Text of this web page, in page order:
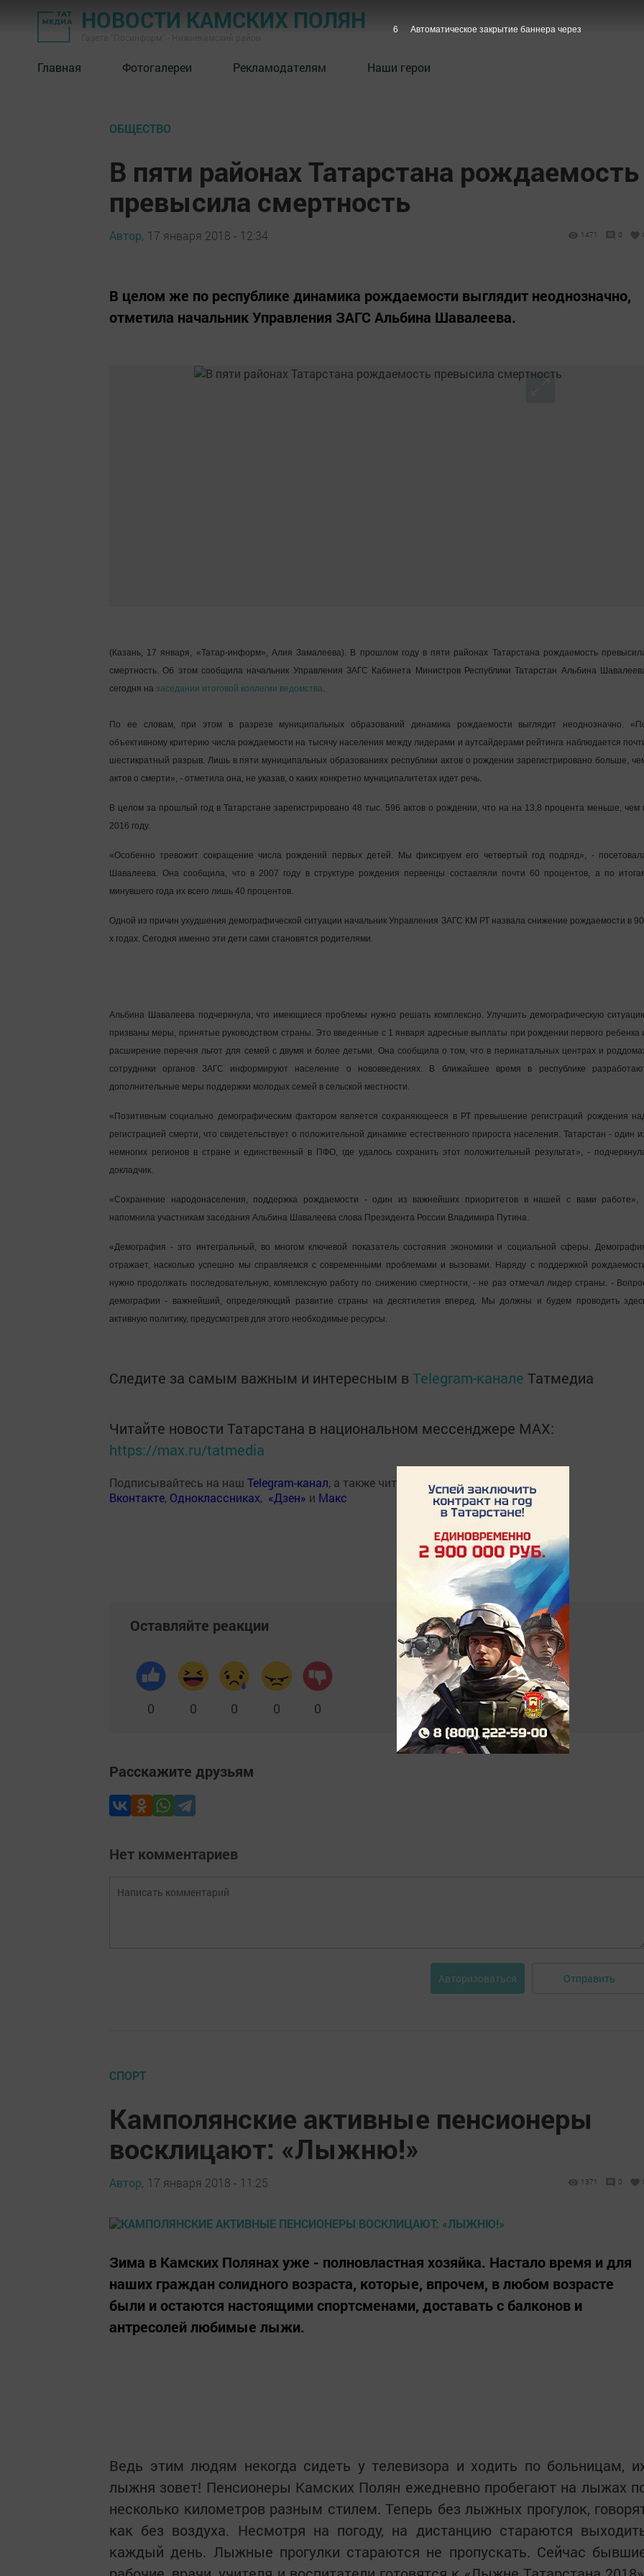
НОВОСТИ КАМСКИХ ПОЛЯН
Главная Фотогалереи Рекламодателям Наши герои
ОБЩЕСТВО
В пяти районах Татарстана рождаемость
превысила смертность
Автор, 17 января 2018 - 12:34 1471 0
В целом же по республике динамика рождаемости выглядит неоднозначно,
отметила начальник Управления ЗАГС Альбина Шавалеева.
(Казань, 17 января, «Татар-информ», Алия Замалеева). В прошлом году в пяти районах Татарстана рождаемость
смертность. Об этом сообщила начальник Управления ЗАГС Кабинета Министров Республики Татарстан Альбина
сегодня на заседании итоговой коллегии ведомства.
По ее словам, при этом в разрезе муниципальных образований динамика рождаемости выглядит неоднозначно.
объективному критерию числа рождаемости на тысячу населения между лидерами и аутсайдерами рейтинга наблюдается
шестикратный разрыв. Лишь в пяти муниципальных образованиях республики актов о рождении зарегистрировано больше,
актов о смерти», - отметила она, не указав, о каких конкретно муниципалитетах идет речь.
В целом за прошлый год в Татарстане зарегистрировано 48 тыс. 596 актов о рождении, что на на 13,8 процента меньше, чем
2016 году.
«Особенно тревожит сокращение числа рождений первых детей. Мы фиксируем его четвертый год подряд», -
Шавалеева. Она сообщила, что в 2007 году в структуре рождения первенцы составляли почти 60 процентов, а по
минувшего года их всего лишь 40 процентов.
Одной из причин ухудшения демографической ситуации начальник Управления ЗАГС КМ РТ назвала снижение рождаемости в
х годах. Сегодня именно эти дети сами становятся родителями.
Альбина Шавалеева подчеркнула, что имеющиеся проблемы нужно решать комплексно. Улучшить демографическую
призваны меры, принятые руководством страны. Это введенные с 1 января адресные выплаты при рождении первого ребенка
расширение перечня льгот для семей с двумя и более детьми. Она сообщила о том, что в перинатальных центрах и
сотрудники органов ЗАГС информируют население о нововведениях. В ближайшее время в республике
дополнительные меры поддержки молодых семей в сельской местности.
«Позитивным социально демографическим фактором является сохраняющееся в РТ превышение регистраций рождения
регистрацией смерти, что свидетельствует о положительной динамике естественного прироста населения. Татарстан - один
немногих регионов в стране и единственный в ПФО, где удалось сохранить этот положительный результат», -
докладчик.
«Сохранение народонаселения, поддержка рождаемости - один из важнейших приоритетов в нашей с вами работе»,
напомнила участникам заседания Альбина Шавалеева слова Президента России Владимира Путина.
«Демография - это интегральный, во многом ключевой показатель состояния экономики и социальной сферы.
отражает, насколько успешно мы справляемся с современными проблемами и вызовами. Наряду с поддержкой
нужно продолжать последовательную, комплексную работу по снижению смертности, - не раз отмечал лидер страны. -
демографии - важнейший, определяющий развитие страны на десятилетия вперед. Мы должны и будем проводить
активную политику, предусмотрев для этого необходимые ресурсы.
Следите за самым важным и интересным в Telegram-канале Татмедиа
Читайте новости Татарстана в национальном мессенджере MАХ:
https://max.ru/tatmedia
Подписывайтесь на наш Telegram-канал, а также читайте нас
Вконтакте, Одноклассниках, «Дзен» и Макс
Оставляйте реакции
0 0 0 0 0
Расскажите друзьям
Нет комментариев
Авторизоваться Отправить
СПОРТ
Камполянские активные пенсионеры
восклицают: «Лыжню!»
Автор, 17 января 2018 - 11:25 1371 0
Зима в Камских Полянах уже - полновластная хозяйка. Настало время и для
наших граждан солидного возраста, которые, впрочем, в любом возрасте
были и остаются настоящими спортсменами, доставать с балконов и
антресолей любимые лыжи.
Ведь этим людям некогда сидеть у телевизора и ходить по больницам,
лыжня зовет! Пенсионеры Камских Полян ежедневно пробегают на лыжах
несколько километров разным стилем. Теперь без лыжных прогулок,
как без воздуха. Несмотря на погоду, на дистанцию стараются
каждый день. Лыжные прогулки стараются не пропускать. Сейчас
5 Автоматическое закрытие баннера через